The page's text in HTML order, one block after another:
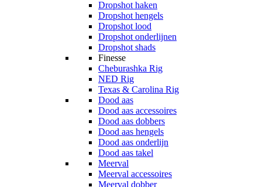
Dropshot haken
Dropshot hengels
Dropshot lood
Dropshot onderlijnen
Dropshot shads
Finesse
Cheburashka Rig
NED Rig
Texas & Carolina Rig
Dood aas
Dood aas accessoires
Dood aas dobbers
Dood aas hengels
Dood aas onderlijn
Dood aas takel
Meerval
Meerval accessoires
Meerval dobber